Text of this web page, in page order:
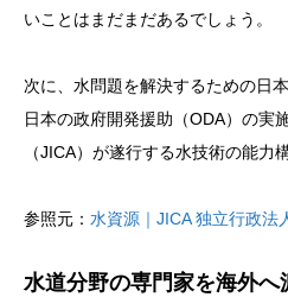
いことはまだまだあるでしょう。
次に、水問題を解決するための日
日本の政府開発援助（ODA）の実
（JICA）が遂行する水技術の能力
参照元： 水資源｜JICA 独立行政法
水道分野の専門家を海外へ